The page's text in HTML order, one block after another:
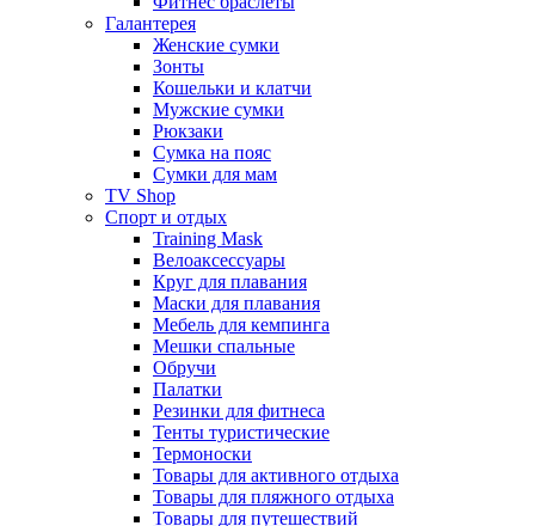
Галантерея
Женские сумки
Зонты
Кошельки и клатчи
Мужские сумки
Рюкзаки
Сумка на пояс
Сумки для мам
TV Shop
Спорт и отдых
Training Mask
Велоаксессуары
Круг для плавания
Маски для плавания
Мебель для кемпинга
Мешки спальные
Обручи
Палатки
Резинки для фитнеса
Тенты туристические
Термоноски
Товары для активного отдыха
Товары для пляжного отдыха
Товары для путешествий